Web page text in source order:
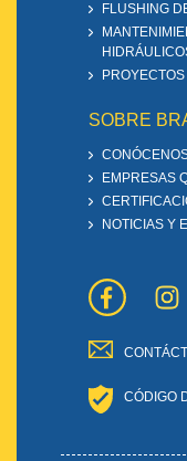
FLUSHING
SOBRE
EMPRESAS
NOTICIAS Y
CÓDIGO